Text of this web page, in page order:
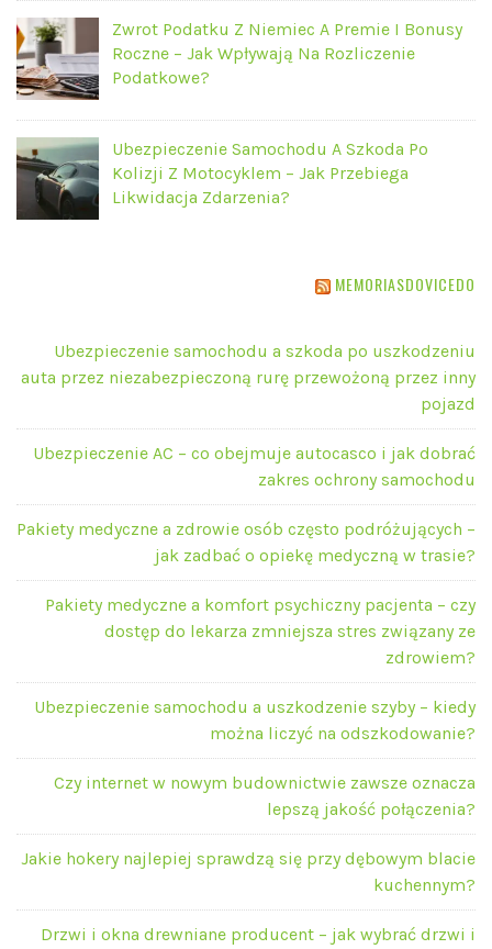
Zwrot Podatku Z Niemiec A Premie I Bonusy
Roczne – Jak Wpływają Na Rozliczenie
Podatkowe?
Ubezpieczenie Samochodu A Szkoda Po
Kolizji Z Motocyklem – Jak Przebiega
Likwidacja Zdarzenia?
MEMORIASDOVICEDO
Ubezpieczenie samochodu a szkoda po uszkodzeniu
auta przez niezabezpieczoną rurę przewożoną przez inny
pojazd
Ubezpieczenie AC – co obejmuje autocasco i jak dobrać
zakres ochrony samochodu
Pakiety medyczne a zdrowie osób często podróżujących –
jak zadbać o opiekę medyczną w trasie?
Pakiety medyczne a komfort psychiczny pacjenta – czy
dostęp do lekarza zmniejsza stres związany ze
zdrowiem?
Ubezpieczenie samochodu a uszkodzenie szyby – kiedy
można liczyć na odszkodowanie?
Czy internet w nowym budownictwie zawsze oznacza
lepszą jakość połączenia?
Jakie hokery najlepiej sprawdzą się przy dębowym blacie
kuchennym?
Drzwi i okna drewniane producent – jak wybrać drzwi i